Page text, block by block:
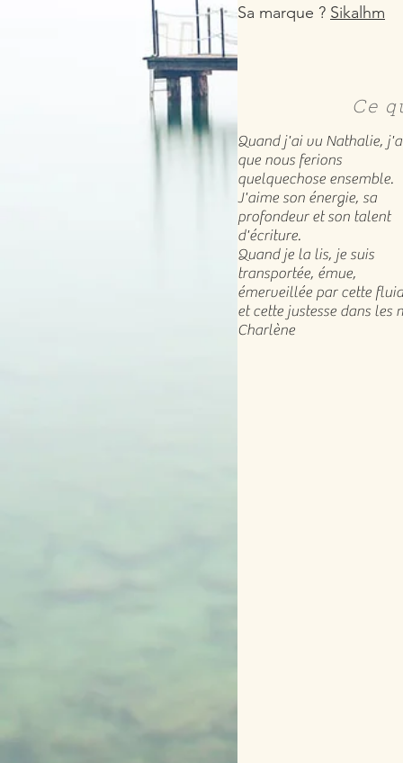
Sa marque ? Sikalhm
Ce
Quand j'ai vu Nathalie,
que nous ferions
quelquechose ensemble.
J'aime son énergie, sa
profondeur et son talent
d'écriture.
Quand je la lis, je suis
transportée, émue,
émerveillée par cette
et cette justesse dans les
Charlène